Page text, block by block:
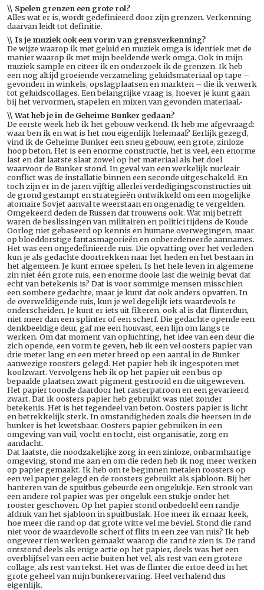
\\ Spelen grenzen een grote rol?
Alles wat er is, wordt gedefinieerd door zijn grenzen. Verkenning
daarvan leidt tot definitie.
\\ Is je muziek ook een vorm van grensverkenning?
De wijze waarop ik met geluid en muziek omga is identiek met de
manier waarop ik met mijn beeldende werk omga. Ook in mijn
muziek sample en citeer ik en onderzoek ik de grenzen. Ik heb
een nog altijd groeiende verzameling geluidsmateriaal op tape –
gevonden in winkels, opslagplaatsen en markten – die ik verwerk
tot geluidscollages. Een belangrijke vraag is, hoever je kunt gaan
bij het vervormen, stapelen en mixen van gevonden materiaal.
\\ Wat heb je in de Geheime Bunker gedaan?
De eerste week heb ik het gebouw verkend. Ik heb me afgevraagd:
waar ben ik en wat is het nou eigenlijk helemaal? Eerlijk gezegd,
vind ik de Geheime Bunker een sneu gebouw, een grote, zinloze
hoop beton. Het is een enorme constructie, het is veel, een enorme
last en dat laatste slaat zowel op het materiaal als het doel
waarvoor de Bunker stond. In geval van een werkelijk nucleair
conflict was de installatie binnen een seconde uitgeschakeld. En
toch zijn er in de jaren vijftig allerlei verdedigingsconstructies uit
de grond gestampt en strategieën ontwikkeld om een mogelijke
atomaire Sovjet aanval te weerstaan en ongenadig te vergelden.
Omgekeerd deden de Russen dat trouwens ook. Wat mij betreft
waren de beslissingen van militairen en politici tijdens de Koude
Oorlog niet gebaseerd op kennis en humane overwegingen, maar
op bloeddorstige fantasmagorieën en onberedeneerde aannames.
Het was een ongedefinieerde ruis. Die opvatting over het verleden
kun je als gedachte doortrekken naar het heden en het bestaan in
het algemeen. Je kunt ermee spelen. Is het hele leven in algemene
zin niet één grote ruis, een enorme dooie last die weinig bevat dat
echt van betekenis is? Dat is voor sommige mensen misschien
een sombere gedachte, maar je kunt dat ook anders opvatten. In
de overweldigende ruis, kun je wel degelijk iets waardevols te
onderscheiden. Je kunt er iets uit filteren, ook al is dat flinterdun,
niet meer dan een splinter of een scherf. Die gedachte opende een
denkbeeldige deur, gaf me een houvast, een lijn om langs te
werken. Om dat moment van opluchting, het idee van een deur die
zich opende, een vorm te geven, heb ik een vel oosters papier van
drie meter lang en een meter breed op een aantal in de Bunker
aanwezige roosters gelegd. Het papier heb ik ingespoten met
koolzwart. Vervolgens heb ik op het papier uit een bus op
bepaalde plaatsen zwart pigment gestrooid en die uitgewreven.
Het papier toonde daardoor het rasterpatroon en een gevarieerd
zwart. Dat ik oosters papier heb gebruikt was niet zonder
betekenis. Het is het tegendeel van beton. Oosters papier is licht
en betrekkelijk sterk. In omstandigheden zoals die heersen in de
bunker is het kwetsbaar. Oosters papier gebruiken in een
omgeving van vuil, vocht en tocht, eist organisatie, zorg en
aandacht.
Dat laatste, die noodzakelijke zorg in een zinloze, onbarmhartige
omgeving, stond me aan en om die reden heb ik nog meer werken
op papier gemaakt. Ik heb om te beginnen metalen roosters op
een vel papier gelegd en de roosters gebruikt als sjabloon. Bij het
hanteren van de spuitbus gebeurde een ongelukje. Een strook van
een andere rol papier was per ongeluk een stukje onder het
rooster geschoven. Op het papier stond onbedoeld een randje
afdruk van het sjabloon in spuitbuslak. Hoe meer ik ernaar keek,
hoe meer die rand op dat grote witte vel me beviel. Stond die rand
niet voor de waardevolle scherf of flits in een zee van ruis? Ik heb
ongeveer tien werken gemaakt waarop die rand te zien is. De rand
ontstond deels als enige actie op het papier, deels was het een
overblijfsel van een actie buiten het vel, als rest van een grotere
collage, als rest van tekst. Het was de flinter die ertoe deed in het
grote geheel van mijn bunkerervaring. Heel verhalend dus
eigenlijk.